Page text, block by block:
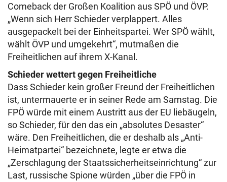
Comeback der Großen Koalition aus SPÖ und ÖVP.
„Wenn sich Herr Schieder verplappert. Alles
ausgepackelt bei der Einheitspartei. Wer SPÖ wählt,
wählt ÖVP und umgekehrt“, mutmaßen die
Freiheitlichen auf ihrem X-Kanal.
Schieder wettert gegen Freiheitliche
Dass Schieder kein großer Freund der Freiheitlichen
ist, untermauerte er in seiner Rede am Samstag. Die
FPÖ würde mit einem Austritt aus der EU liebäugeln,
so Schieder, für den das ein „absolutes Desaster“
wäre. Den Freiheitlichen, die er deshalb als „Anti-
Heimatpartei“ bezeichnete, legte er etwa die
„Zerschlagung der Staatssicherheitseinrichtung“ zur
Last, russische Spione würden „über die FPÖ in